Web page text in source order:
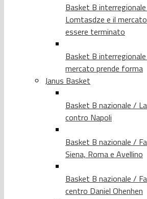
Basket B
Lomtasdze e il
essere terminato
Basket B
mercato prende forma
Janus Basket
Basket B nazionale /
contro Napoli
Basket B nazionale /
Siena, Roma e Avellino
Basket B nazionale /
centro Daniel Ohenhen